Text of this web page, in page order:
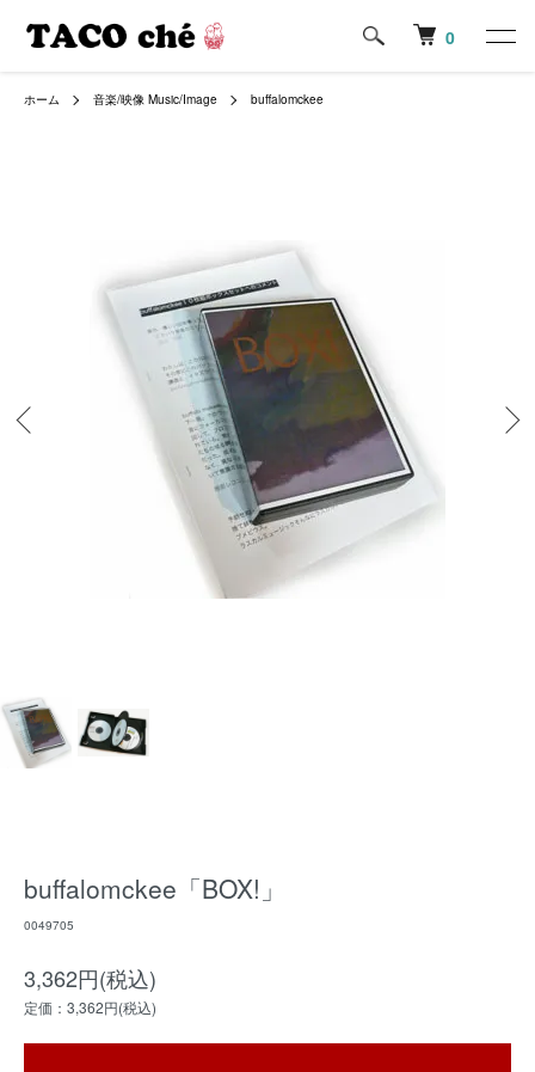
0
ホーム 音楽/映像 Music/Image buffalomckee
buffalomckee「BOX!」
0049705
3,362円(税込)
定価：3,362円(税込)